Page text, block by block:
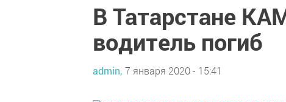
В Татарстане
водитель погиб
admin, 7 января 2020 - 15:41